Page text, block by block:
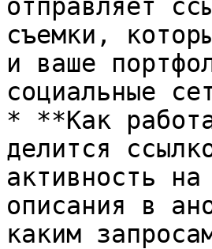
отправляет
съемки,
и ваше
социальные
* **Как
делится
активность
описания в
каким